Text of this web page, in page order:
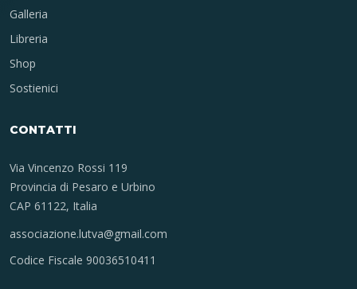
Galleria
Libreria
Shop
Sostienici
CONTATTI
Via Vincenzo Rossi 119
Provincia di Pesaro e Urbino
CAP 61122, Italia
associazione.lutva@gmail.com
Codice Fiscale 90036510411